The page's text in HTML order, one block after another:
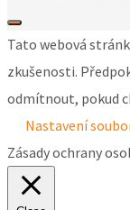
Tato webová
zkušenosti.
odmítnout, pokud
Nastavení
Zásady ochrany